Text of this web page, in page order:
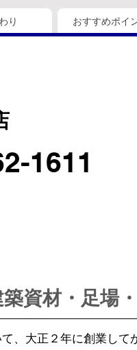
り おすすめポイ
1611
資材・足場
、大正２年に創業し